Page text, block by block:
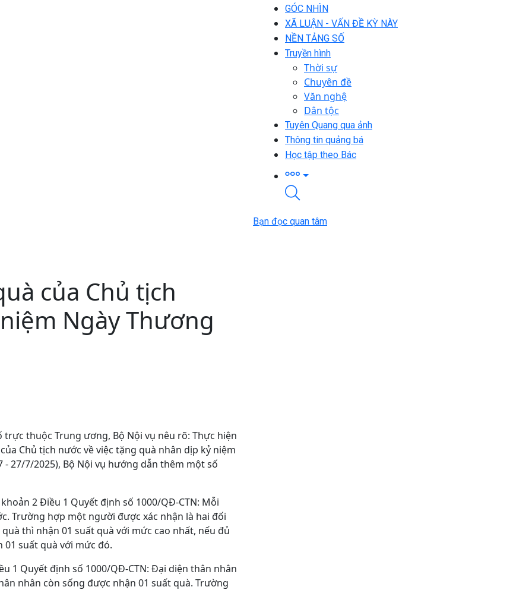
GÓC NHÌN
XÃ LUẬN - VẤN ĐỀ KỲ NÀY
NỀN TẢNG SỐ
Truyền hình
Thời sự
Chuyên đề
Văn nghệ
Dân tộc
Tuyên Quang qua ảnh
Thông tin quảng bá
Học tập theo Bác
của Chủ tịch
Ngày Thương
thuộc Trung ương, Bộ Nội vụ nêu rõ: Thực hiện
Chủ tịch nước về việc tặng quà nhân dịp kỷ niệm
- 27/7/2025), Bộ Nội vụ hướng dẫn thêm một số
2 Điều 1 Quyết định số 1000/QĐ-CTN: Mỗi
Trường hợp một người được xác nhận là hai đối
thì nhận 01 suất quà với mức cao nhất, nếu đủ
suất quà với mức đó.
1 Quyết định số 1000/QĐ-CTN: Đại diện thân nhân
nhân còn sống được nhận 01 suất quà. Trường
Bạn đọc quan tâm